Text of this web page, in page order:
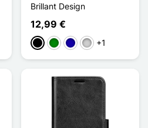
Brillant Design
12,99 €
Schwarz
GrünDunkelblau
Silber
+1